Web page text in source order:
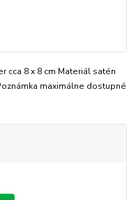
cca 8 x 8 cm Materiál satén
maximálne dostupné